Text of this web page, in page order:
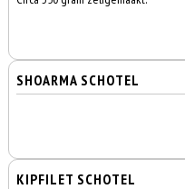
SHOARMA SCHOTEL
KIPFILET SCHOTEL